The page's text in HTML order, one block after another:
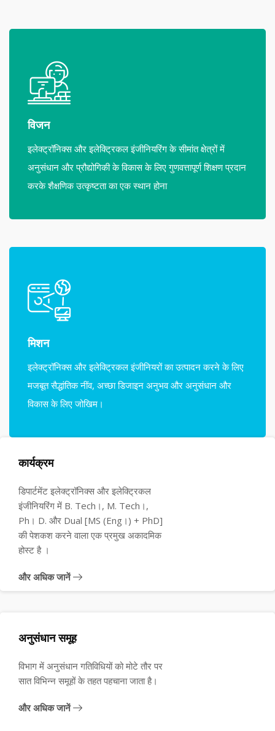
विजन
इलेक्ट्रॉनिक्स और इलेक्ट्रिकल इंजीनियरिंग के सीमांत क्षेत्रों में
अनुसंधान और प्रौद्योगिकी के विकास के लिए गुणवत्तापूर्ण शिक्षण प्रदान
करके शैक्षणिक उत्कृष्टता का एक स्थान होना
मिशन
इलेक्ट्रॉनिक्स और इलेक्ट्रिकल इंजीनियरों का उत्पादन करने के लिए
मजबूत सैद्धांतिक नींव, अच्छा डिजाइन अनुभव और अनुसंधान और
विकास के लिए जोखिम।
कार्यक्रम
डिपार्टमेंट इलेक्ट्रॉनिक्स और इलेक्ट्रिकल
इंजीनियरिंग में B. Tech।, M. Tech।,
Ph। D. और Dual [MS (Eng।) + PhD]
की पेशकश करने वाला एक प्रमुख अकादमिक
होस्ट है ।
और अधिक जानें
अनुसंधान समूह
विभाग में अनुसंधान गतिविधियों को मोटे तौर पर
सात विभिन्न समूहों के तहत पहचाना जाता है।
और अधिक जानें